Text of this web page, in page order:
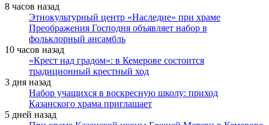
8 часов назад
Этнокультурный центр «Наследие» при храме
Преображения Господня объявляет набор в
фольклорный ансамбль
10 часов назад
«Крест над градом»: в Кемерове состоится
традиционный крестный ход
3 дня назад
Набор учащихся в воскресную школу: приход
Казанского храма приглашает
5 дней назад